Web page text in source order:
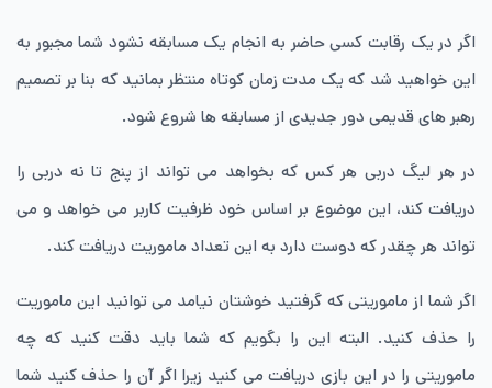
اگر در یک رقابت کسی حاضر به انجام یک مسابقه نشود شما مجبور به
این خواهید شد که یک مدت زمان کوتاه منتظر بمانید که بنا بر تصمیم
رهبر های قدیمی دور جدیدی از مسابقه ها شروع شود.
در هر لیگ دربی هر کس که بخواهد می تواند از پنج تا نه دربی را
دریافت کند، این موضوع بر اساس خود ظرفیت کاربر می خواهد و می
تواند هر چقدر که دوست دارد به این تعداد ماموریت دریافت کند.
اگر شما از ماموریتی که گرفتید خوشتان نیامد می توانید این ماموریت
را حذف کنید. البته این را بگویم که شما باید دقت کنید که چه
ماموریتی را در این بازی دریافت می کنید زیرا اگر آن را حذف کنید شما